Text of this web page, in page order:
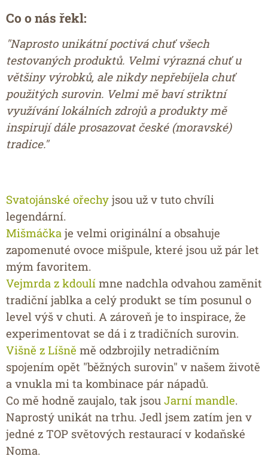
Co o nás řekl:
"Naprosto unikátní poctivá chuť všech
testovaných produktů. Velmi výrazná chuť u
většiny výrobků, ale nikdy nepřebíjela chuť
použitých surovin. Velmi mě baví striktní
využívání lokálních zdrojů a produkty mě
inspirují dále prosazovat české (moravské)
tradice."
Svatojánské ořechy jsou už v tuto chvíli
legendární.
Mišmáčka je velmi originální a obsahuje
zapomenuté ovoce mišpule, které jsou už pár let
mým favoritem.
Vejmrda z kdoulí mne nadchla odvahou zaměnit
tradiční jablka a celý produkt se tím posunul o
level výš v chuti. A zároveň je to inspirace, že
experimentovat se dá i z tradičních surovin.
Višně z Líšně mě odzbrojily netradičním
spojením opět "běžných surovin" v našem životě
a vnukla mi ta kombinace pár nápadů.
Co mě hodně zaujalo, tak jsou Jarní mandle.
Naprostý unikát na trhu. Jedl jsem zatím jen v
jedné z TOP světových restaurací v kodaňské
Noma.